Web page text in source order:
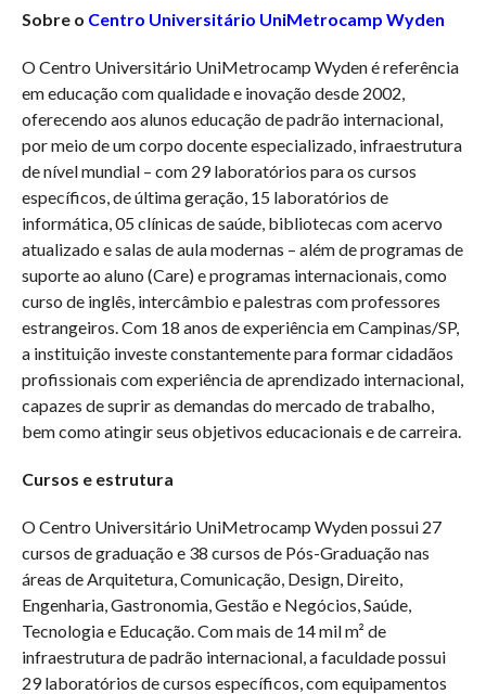
Sobre o Centro Universitário UniMetrocamp Wyden
O Centro Universitário UniMetrocamp Wyden é referência
em educação com qualidade e inovação desde 2002,
oferecendo aos alunos educação de padrão internacional,
por meio de um corpo docente especializado, infraestrutura
de nível mundial – com 29 laboratórios para os cursos
específicos, de última geração, 15 laboratórios de
informática, 05 clínicas de saúde, bibliotecas com acervo
atualizado e salas de aula modernas – além de programas de
suporte ao aluno (Care) e programas internacionais, como
curso de inglês, intercâmbio e palestras com professores
estrangeiros. Com 18 anos de experiência em Campinas/SP,
a instituição investe constantemente para formar cidadãos
profissionais com experiência de aprendizado internacional,
capazes de suprir as demandas do mercado de trabalho,
bem como atingir seus objetivos educacionais e de carreira.
Cursos e estrutura
O Centro Universitário UniMetrocamp Wyden possui 27
cursos de graduação e 38 cursos de Pós-Graduação nas
áreas de Arquitetura, Comunicação, Design, Direito,
Engenharia, Gastronomia, Gestão e Negócios, Saúde,
Tecnologia e Educação. Com mais de 14 mil m² de
infraestrutura de padrão internacional, a faculdade possui
29 laboratórios de cursos específicos, com equipamentos